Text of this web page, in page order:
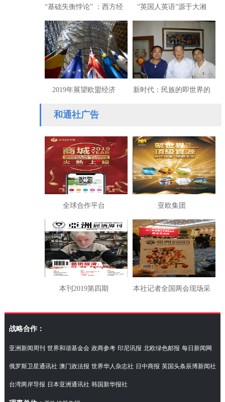
“基础失衡悖论” ：西方经
济学虚拟的逻辑基础
“英国人英语”源于大湘
西？杜钢建学界扔下原子
弹（枕戈）
2019年展望欧盟经济 新时代：民族的即世界的
和通社广告
全球合作平台 亚欧集团
本刊2019第四期 本社记者全国两会现场采
访湖南代表团
战略合作：
亚洲新闻周刊 世界和谐基金会 政商参考 印尼讯报 北欧绿色邮报 每日新闻网
俄罗斯卫星通讯社 澳门政法报 世界华人杂志社 日中商报 英国头条辰博新闻社
台湾两岸导报 日本亚洲通讯社 韩国新华报社